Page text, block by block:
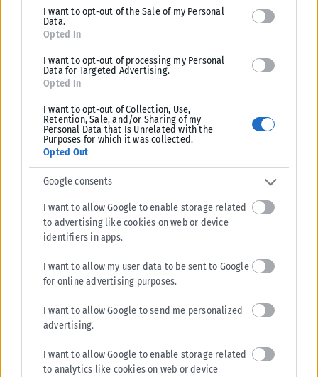
I want to opt-out of the Sale of my Personal
Data.
Opted In
I want to opt-out of processing my Personal
Data for Targeted Advertising.
Opted In
I want to opt-out of Collection, Use,
Retention, Sale, and/or Sharing of my
Personal Data that Is Unrelated with the
Purposes for which it was collected.
Opted Out
Google consents
I want to allow Google to enable storage related
to advertising like cookies on web or device
identifiers in apps.
I want to allow my user data to be sent to Google
for online advertising purposes.
I want to allow Google to send me personalized
advertising.
I want to allow Google to enable storage related
to analytics like cookies on web or device
Τουλάχιστον πέντε έως επτά χρόνια».
Όπως έχουμε γράψει στην «Political», για να πωληθούν
συμφωνήσουν, πέρα από τους Βρετανούς, οι Γερμανοί, οι
Ισπανοί και οι Ιταλοί.
Συγκριτικά με τα Rafale ο Κώστας Ιατρίδης αναφέρει πως
«τα δύο αεροσκάφη είναι σχετικά παρόμοιας φιλοσοφίας. Το
Eurofighter Typhoon έχει καλύτερες πτητικές επιδόσεις,
ωστόσο το Rafale διαθέτει πιο συντηρητικό σχεδιασμό, κάτι
που συνεπάγεται και μικρότερη κατανάλωση καυσίμου και
μεγαλύτερη εμβέλεια, έχει χαμηλότερο κόστος λειτουργίας-
συντήρησης, έμφαση στη μεταφορά οπλικού φορτίου και με
χαμηλές ταχύτητες, το οποίο το καθιστά ικανότερο σε
κλειστή αερομαχία. Το Typhoon εστιάζει στις μέγιστες
επιδόσεις σε μεγάλο ύψος και στην ευελιξία σε μεγάλες
ταχύτητες. Και τα δύο έχουν κάποια χαρακτηριστικά χαμηλής